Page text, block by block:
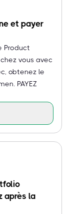
et payer
Product
vous avec
obtenez le
PAYEZ
après la